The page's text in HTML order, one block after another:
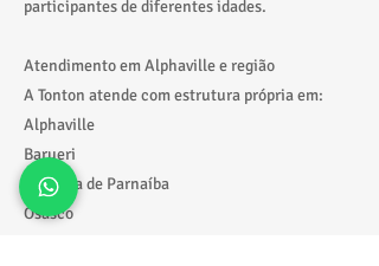
participantes de diferentes idades.
Atendimento em Alphaville e região
A Tonton atende com estrutura própria em:
Alphaville
Barueri
Santana de Parnaíba
Osasco